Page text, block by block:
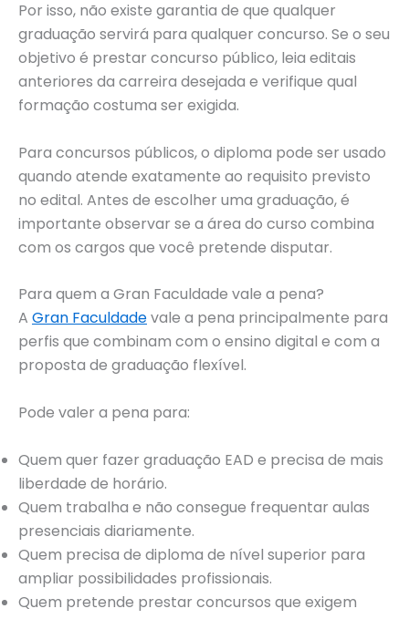
Por isso, não existe garantia de que qualquer
graduação servirá para qualquer concurso. Se o seu
objetivo é prestar concurso público, leia editais
anteriores da carreira desejada e verifique qual
formação costuma ser exigida.
Para concursos públicos, o diploma pode ser usado
quando atende exatamente ao requisito previsto
no edital. Antes de escolher uma graduação, é
importante observar se a área do curso combina
com os cargos que você pretende disputar.
Para quem a Gran Faculdade vale a pena?
A Gran Faculdadevale a pena principalmente para
perfis que combinam com o ensino digital e com a
proposta de graduação flexível.
Pode valer a pena para:
Quem quer fazer graduação EAD e precisa de mais
liberdade de horário.
Quem trabalha e não consegue frequentar aulas
presenciais diariamente.
Quem precisa de diploma de nível superior para
ampliar possibilidades profissionais.
Quem pretende prestar concursos que exigem